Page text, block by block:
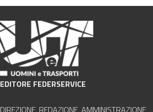
EDITORE FEDERSERVICE
DIREZIONE, REDAZIONE, AMMINISTRAZIONE